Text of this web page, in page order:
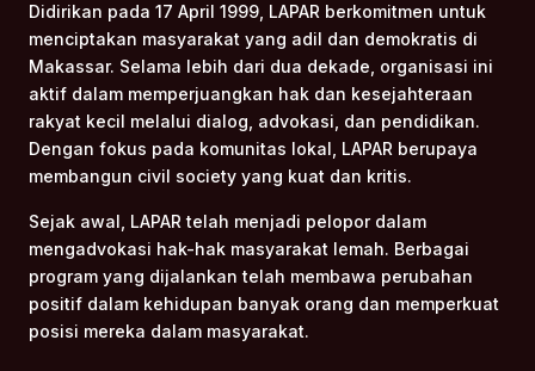
Didirikan pada 17 April 1999, LAPAR berkomitmen untuk
menciptakan masyarakat yang adil dan demokratis di
Makassar. Selama lebih dari dua dekade, organisasi ini
aktif dalam memperjuangkan hak dan kesejahteraan
rakyat kecil melalui dialog, advokasi, dan pendidikan.
Dengan fokus pada komunitas lokal, LAPAR berupaya
membangun civil society yang kuat dan kritis.
Sejak awal, LAPAR telah menjadi pelopor dalam
mengadvokasi hak-hak masyarakat lemah. Berbagai
program yang dijalankan telah membawa perubahan
positif dalam kehidupan banyak orang dan memperkuat
posisi mereka dalam masyarakat.